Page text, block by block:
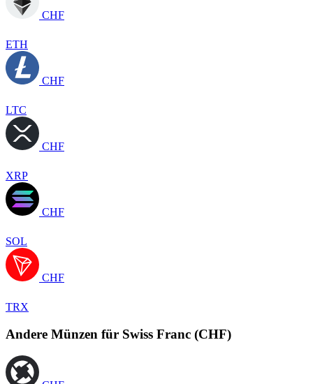
CHF
ETH
CHF
LTC
CHF
XRP
CHF
SOL
CHF
TRX
Andere Münzen für Swiss Franc (CHF)